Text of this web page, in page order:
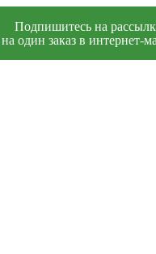
Подпишитесь на
один заказ в интернет-